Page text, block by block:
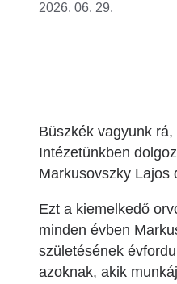
2026. 06. 29.
Büszkék vagyunk
Intézetünkben
Markusovszky Lajos
Ezt a kiemelkedő
minden évben
születésének
azoknak, akik